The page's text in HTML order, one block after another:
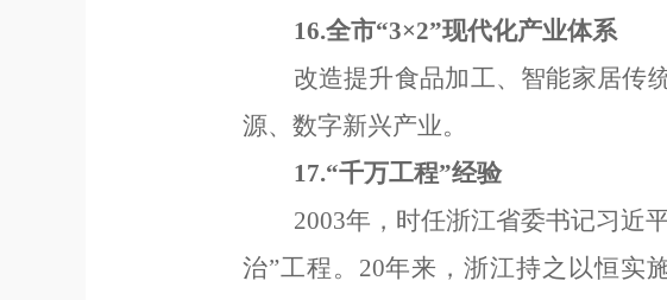
16.全市“3×2”现代化产业体系
改造提升食品加工、智能家居传
源、数字新兴产业。
17.“千万工程”经验
2003年，时任浙江省委书记习近
治”工程。 20年来，浙江持之以恒实